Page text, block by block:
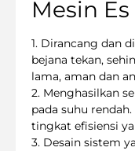
Mesin
1. Dirancang dan
bejana tekan,
lama, aman dan
2. Menghasilkan
pada suhu
tingkat efisiensi
3. Desain sistem